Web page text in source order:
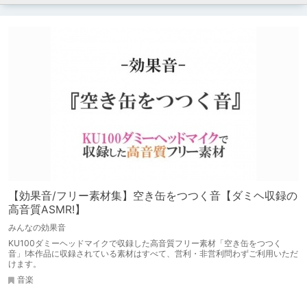
【効果音/フリー素材集】空き缶をつつく音【ダミヘ収録の
高音質ASMR!】
みんなの効果音
KU100ダミーヘッドマイクで収録した高音質フリー素材「空き缶をつつく
音」!本作品に収録されている素材はすべて、営利・非営利問わずご利用いただ
けます。
音楽